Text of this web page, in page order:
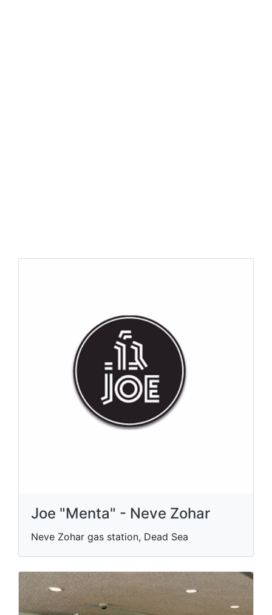
Joe "Menta" - Neve Zohar
Neve Zohar gas station, Dead Sea